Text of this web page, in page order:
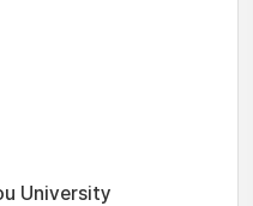
University